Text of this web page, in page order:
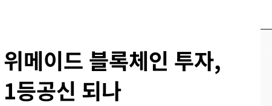
메이드 블록체인 투자,
등공신 되나